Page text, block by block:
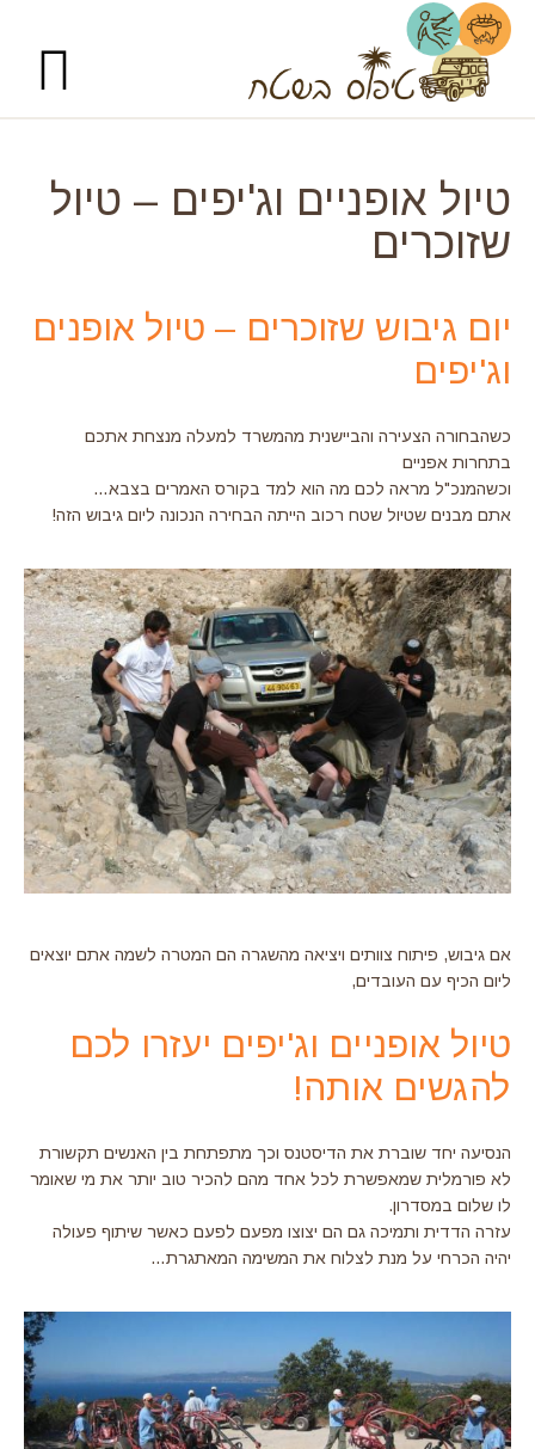
Skip
primary
navigation
Skip
content
Skip
primary
sidebar
Skip
Menu
טיול אופניים וג'יפים – טיול
שזוכרים
יום גיבוש שזוכרים – טיול אופנים
וג'יפים
כשהבחורה הצעירה והביישנית מהמשרד למעלה מנצחת אתכם
בתחרות אפניים
וכשהמנכ"ל מראה לכם מה הוא למד בקורס האמרים בצבא…
אתם מבנים שטיול שטח רכוב הייתה הבחירה הנכונה ליום גיבוש הזה!
אם גיבוש, פיתוח צוותים ויציאה מהשגרה הם המטרה לשמה אתם יוצאים
ליום הכיף עם העובדים,
טיול אופניים וג'יפים יעזרו לכם
להגשים אותה!
הנסיעה יחד שוברת את הדיסטנס וכך מתפתחת בין האנשים תקשורת
לא פורמלית שמאפשרת לכל אחד מהם להכיר טוב יותר את מי שאומר
לו שלום במסדרון.
עזרה הדדית ותמיכה גם הם יצוצו מפעם לפעם כאשר שיתוף פעולה
יהיה הכרחי על מנת לצלוח את המשימה המאתגרת…
צדדי
ראשי
Footer